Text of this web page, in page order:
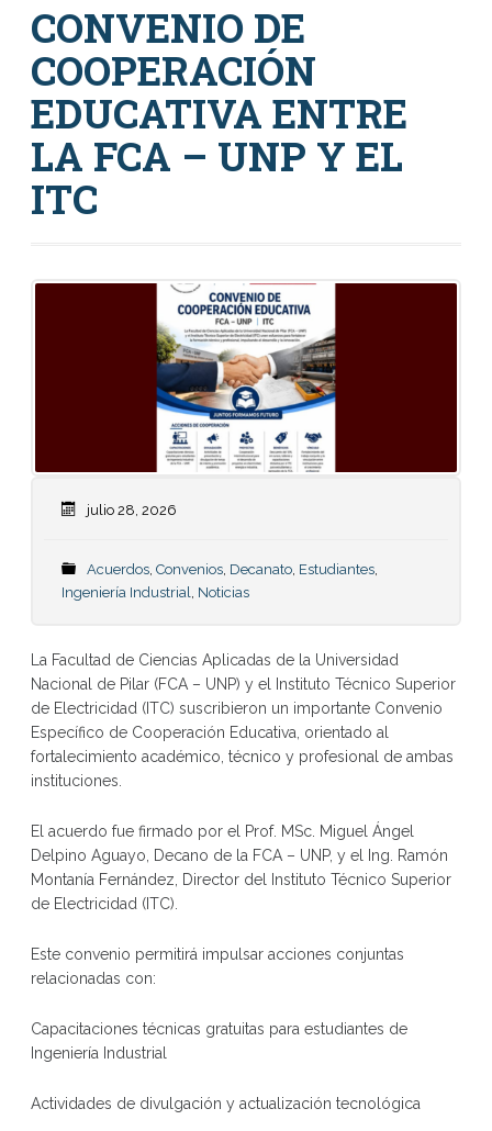
CONVENIO DE
COOPERACIÓN
EDUCATIVA ENTRE
LA FCA – UNP Y EL
ITC
julio 28, 2026
Acuerdos, Convenios, Decanato, Estudiantes,
Ingeniería Industrial, Noticias
La Facultad de Ciencias Aplicadas de la Universidad
Nacional de Pilar (FCA – UNP) y el Instituto Técnico Superior
de Electricidad (ITC) suscribieron un importante Convenio
Específico de Cooperación Educativa, orientado al
fortalecimiento académico, técnico y profesional de ambas
instituciones.
El acuerdo fue firmado por el Prof. MSc. Miguel Ángel
Delpino Aguayo, Decano de la FCA – UNP, y el Ing. Ramón
Montanía Fernández, Director del Instituto Técnico Superior
de Electricidad (ITC).
Este convenio permitirá impulsar acciones conjuntas
relacionadas con:
Capacitaciones técnicas gratuitas para estudiantes de
Ingeniería Industrial
Actividades de divulgación y actualización tecnológica